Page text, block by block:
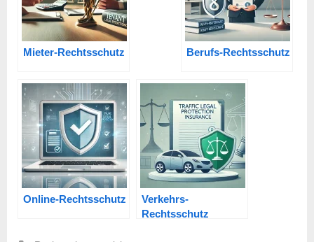
Mieter-Rechtsschutz Berufs-Rechtsschutz
Online-Rechtsschutz
Verkehrs-
Rechtsschutz